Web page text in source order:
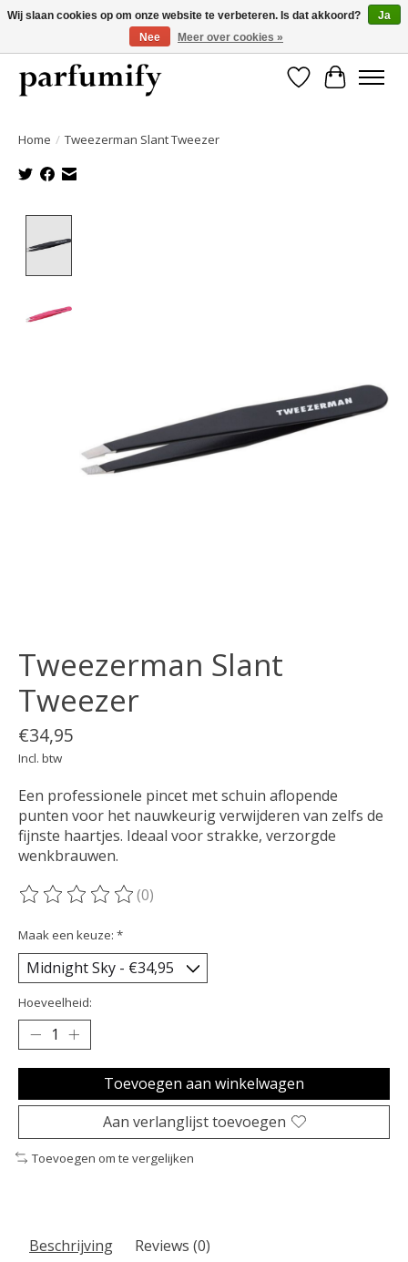
750+ Geuren | Gratis verzending | Maandelijks opzegbaar
Verlanglijst
Home / Tweezerman Slant Tweezer
Tweezerman Slant
Tweezer
€34,95
Incl. btw
Een professionele pincet met schuin aflopende
punten voor het nauwkeurig verwijderen van zelfs de
fijnste haartjes. Ideaal voor strakke, verzorgde
wenkbrauwen.
De beoordeling van dit product is
(0)
Maak een keuze: *
Hoeveelheid:
Toevoegen aan winkelwagen
Aan verlanglijst toevoegen
Toevoegen om te vergelijken
Beschrijving Reviews (0)
Wij slaan cookies op om onze website te verbeteren. Is dat akkoord?
Ja
Nee
Meer over cookies »